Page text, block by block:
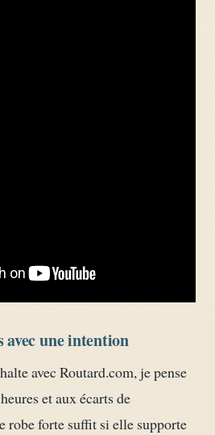
avec une intention
avec Routard.com, je pense
et aux écarts de
robe forte suffit si elle supporte